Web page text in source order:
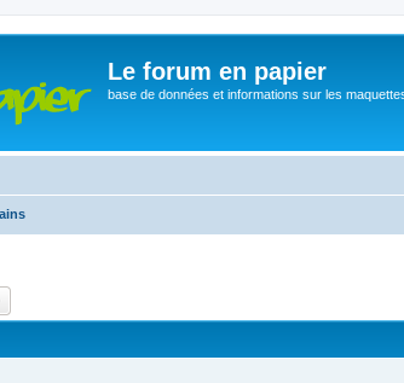
Le forum en papier
base de données et informations sur les